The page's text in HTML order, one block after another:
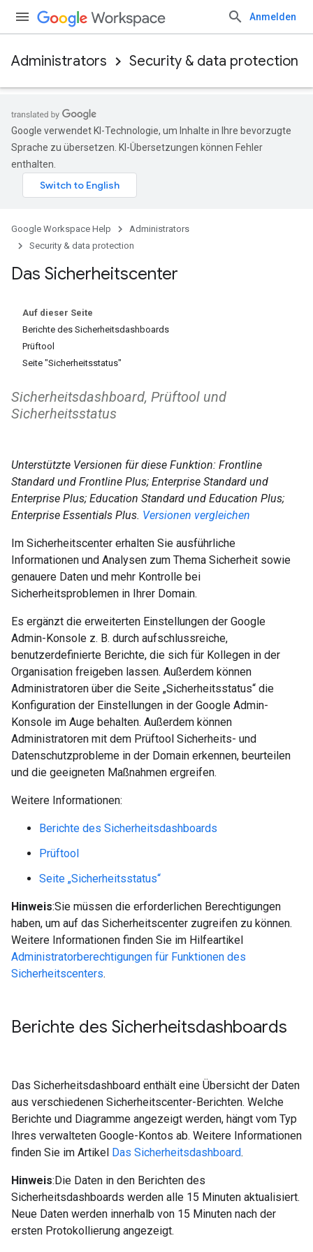
Anmelden
Administrators Security & data protection
Google verwendet KI-Technologie, um Inhalte in Ihre bevorzugte
Sprache zu übersetzen. KI-Übersetzungen können Fehler
enthalten.
Google Workspace Help
Administrators
Security & data protection
Das Sicherheitscenter
Auf dieser Seite
Berichte des Sicherheitsdashboards
Prüftool
Seite "Sicherheitsstatus"
Sicherheitsdashboard, Prüftool und
Sicherheitsstatus
Unterstützte Versionen für diese Funktion: Frontline
Standard und Frontline Plus; Enterprise Standard und
Enterprise Plus; Education Standard und Education Plus;
Enterprise Essentials Plus. Versionen vergleichen
Im Sicherheitscenter erhalten Sie ausführliche
Informationen und Analysen zum Thema Sicherheit sowie
genauere Daten und mehr Kontrolle bei
Sicherheitsproblemen in Ihrer Domain.
Es ergänzt die erweiterten Einstellungen der Google
Admin-Konsole z. B. durch aufschlussreiche,
benutzerdefinierte Berichte, die sich für Kollegen in der
Organisation freigeben lassen. Außerdem können
Administratoren über die Seite „Sicherheitsstatus“ die
Konfiguration der Einstellungen in der Google Admin-
Konsole im Auge behalten. Außerdem können
Administratoren mit dem Prüftool Sicherheits- und
Datenschutzprobleme in der Domain erkennen, beurteilen
und die geeigneten Maßnahmen ergreifen.
Weitere Informationen:
Berichte des Sicherheitsdashboards
Prüftool
Seite „Sicherheitsstatus“
Hinweis:Sie müssen die erforderlichen Berechtigungen
haben, um auf das Sicherheitscenter zugreifen zu können.
Weitere Informationen finden Sie im Hilfeartikel
Administratorberechtigungen für Funktionen des
Sicherheitscenters.
Berichte des Sicherheitsdashboards
Das Sicherheitsdashboard enthält eine Übersicht der Daten
aus verschiedenen Sicherheitscenter-Berichten. Welche
Berichte und Diagramme angezeigt werden, hängt vom Typ
Ihres verwalteten Google-Kontos ab. Weitere Informationen
finden Sie im Artikel Das Sicherheitsdashboard.
Hinweis:Die Daten in den Berichten des
Sicherheitsdashboards werden alle 15 Minuten aktualisiert.
Neue Daten werden innerhalb von 15 Minuten nach der
ersten Protokollierung angezeigt.